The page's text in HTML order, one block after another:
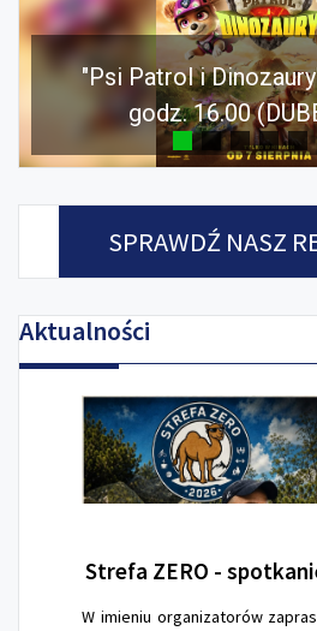
"Psi Patrol i
godz. 16.00
SPRAWDŹ NASZ
Aktualności
Strefa ZERO -
W imieniu organizatorów